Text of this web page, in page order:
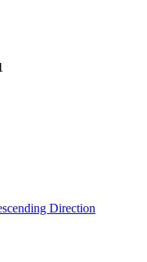
Direction